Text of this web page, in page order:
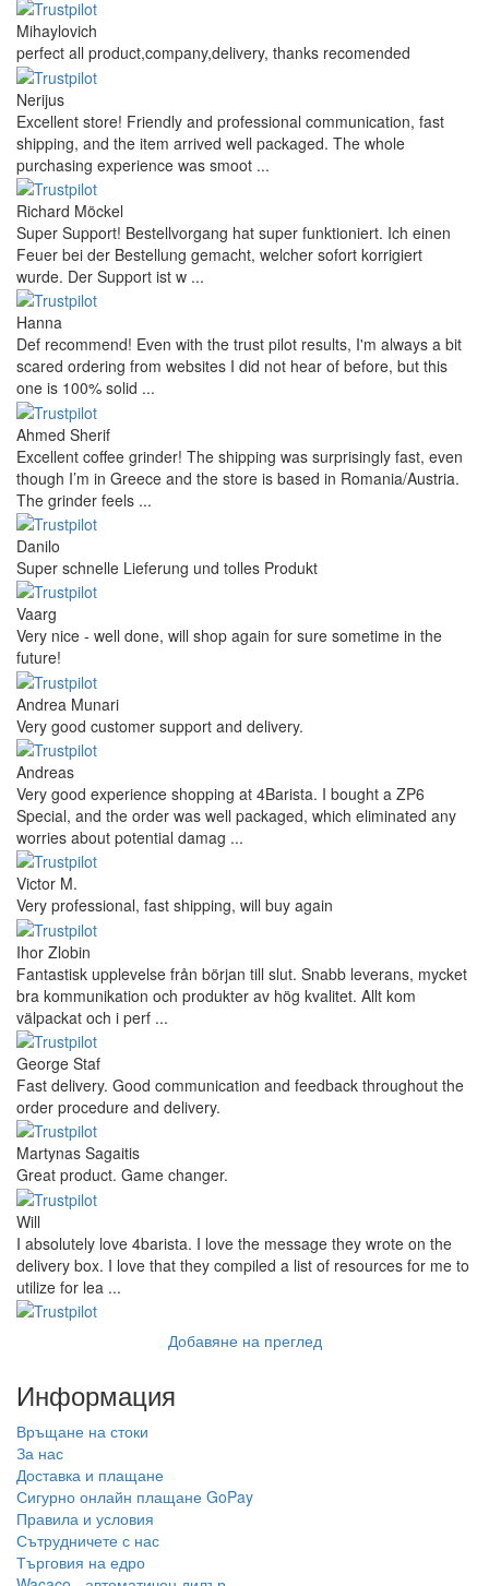
Mihaylovich
perfect all product,company,delivery, thanks recomended
Nerijus
Excellent store! Friendly and professional communication, fast
shipping, and the item arrived well packaged. The whole
purchasing experience was smoot ...
Richard Möckel
Super Support! Bestellvorgang hat super funktioniert. Ich einen
Feuer bei der Bestellung gemacht, welcher sofort korrigiert
wurde. Der Support ist w ...
Hanna
Def recommend! Even with the trust pilot results, I'm always a bit
scared ordering from websites I did not hear of before, but this
one is 100% solid ...
Ahmed Sherif
Excellent coffee grinder! The shipping was surprisingly fast, even
though I’m in Greece and the store is based in Romania/Austria.
The grinder feels ...
Danilo
Super schnelle Lieferung und tolles Produkt
Vaarg
Very nice - well done, will shop again for sure sometime in the
future!
Andrea Munari
Very good customer support and delivery.
Andreas
Very good experience shopping at 4Barista. I bought a ZP6
Special, and the order was well packaged, which eliminated any
worries about potential damag ...
Victor M.
Very professional, fast shipping, will buy again
Ihor Zlobin
Fantastisk upplevelse från början till slut. Snabb leverans, mycket
bra kommunikation och produkter av hög kvalitet. Allt kom
välpackat och i perf ...
George Staf
Fast delivery. Good communication and feedback throughout the
order procedure and delivery.
Martynas Sagaitis
Great product. Game changer.
Will
I absolutely love 4barista. I love the message they wrote on the
delivery box. I love that they compiled a list of resources for me to
utilize for lea ...
Добавяне на преглед
Информация
Връщане на стоки
За нас
Доставка и плащане
Сигурно онлайн плащане GoPay
Правила и условия
Сътрудничете с нас
Търговия на едро